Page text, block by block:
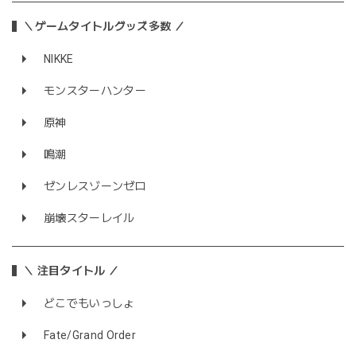
＼ゲームタイトルグッズ多数 ／
NIKKE
モンスターハンター
原神
鳴潮
ゼンレスゾーンゼロ
崩壊スターレイル
＼ 注目タイトル ／
どこでもいっしょ
Fate/Grand Order